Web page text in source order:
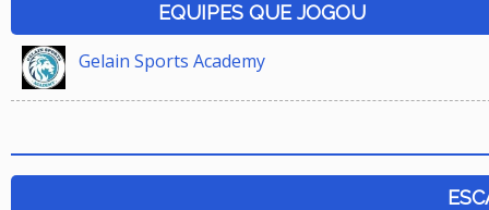
EQUIPES QUE JOGOU
Gelain Sports Academy